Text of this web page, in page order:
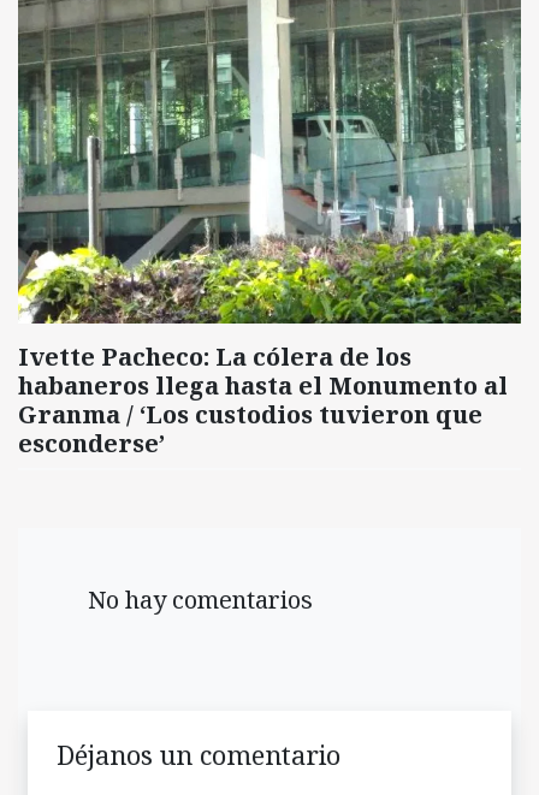
Ivette Pacheco: La cólera de los
habaneros llega hasta el Monumento al
Granma / ‘Los custodios tuvieron que
esconderse’
No hay comentarios
Déjanos un comentario